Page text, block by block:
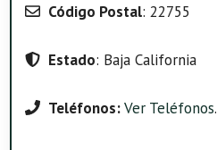
Código Postal: 22755
Estado: Baja California
Teléfonos:Ver Teléfonos.